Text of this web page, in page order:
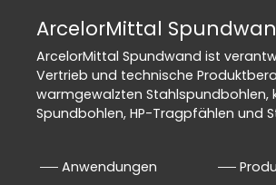
ArcelorMittal
ArcelorMittal Spundwand ist
Vertrieb und technische
warmgewalzten
Spundbohlen, HP-Tragpfählen und
Anwendungen